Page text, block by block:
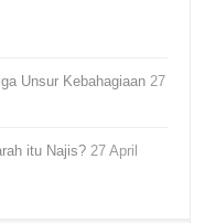
Unsur Kebahagiaan 27
itu Najis? 27 April